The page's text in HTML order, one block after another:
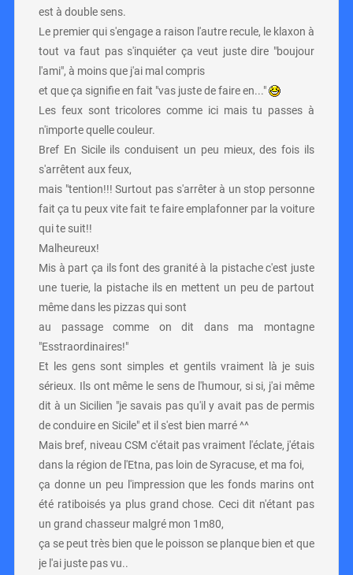
est à double sens.
Le premier qui s'engage a raison l'autre recule, le klaxon à
tout va faut pas s'inquiéter ça veut juste dire "boujour
l'ami", à moins que j'ai mal compris
et que ça signifie en fait "vas juste de faire en..."
Les feux sont tricolores comme ici mais tu passes à
n'importe quelle couleur.
Bref En Sicile ils conduisent un peu mieux, des fois ils
s'arrêtent aux feux,
mais "tention!!! Surtout pas s'arrêter à un stop personne
fait ça tu peux vite fait te faire emplafonner par la voiture
qui te suit!!
Malheureux!
Mis à part ça ils font des granité à la pistache c'est juste
une tuerie, la pistache ils en mettent un peu de partout
même dans les pizzas qui sont
au passage comme on dit dans ma montagne
"Esstraordinaires!"
Et les gens sont simples et gentils vraiment là je suis
sérieux. Ils ont même le sens de l'humour, si si, j'ai même
dit à un Sicilien "je savais pas qu'il y avait pas de permis
de conduire en Sicile" et il s'est bien marré ^^
Mais bref, niveau CSM c'était pas vraiment l'éclate, j'étais
dans la région de l'Etna, pas loin de Syracuse, et ma foi,
ça donne un peu l'impression que les fonds marins ont
été ratiboisés ya plus grand chose. Ceci dit n'étant pas
un grand chasseur malgré mon 1m80,
ça se peut très bien que le poisson se planque bien et que
je l'ai juste pas vu..